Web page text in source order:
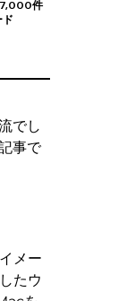
7,000件
ド
でし
事で
メー
たウ